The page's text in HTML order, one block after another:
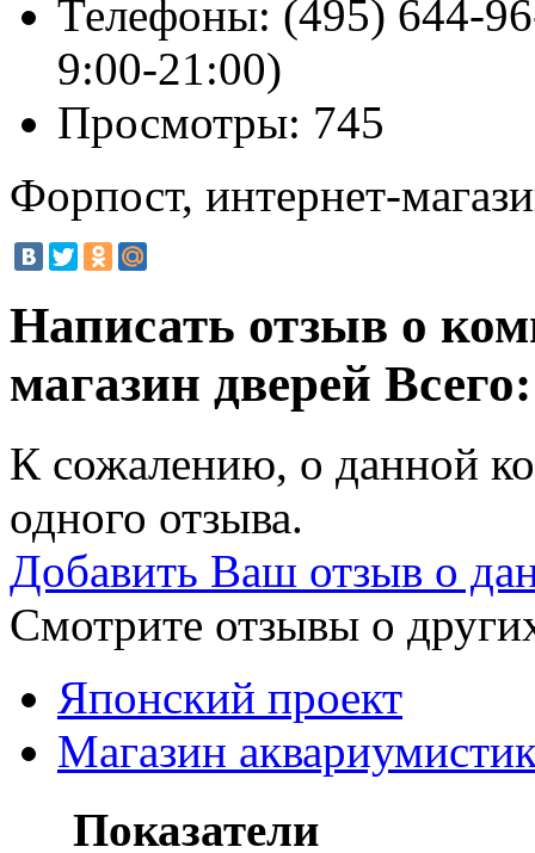
Телефоны: (495) 644-
9:00-21:00)
Просмотры: 745
Форпост, интернет-
Написать отзыв о
магазин дверей
К сожалению, о данной
одного отзыва.
Добавить Ваш отзыв о
Смотрите отзывы о
Японский проект
Магазин
Показатели